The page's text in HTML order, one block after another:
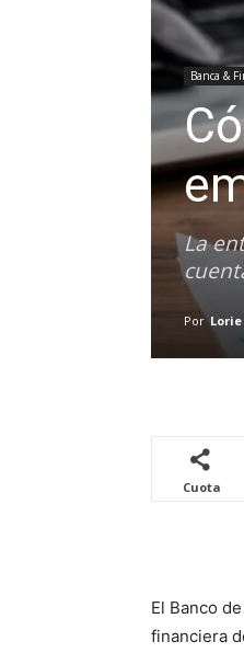
Banca &
La
Por
Cuota
El Banco
financiera